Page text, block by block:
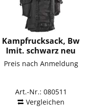
Kampfrucksack, Bw
Imit. schwarz neu
Preis nach Anmeldung
Art.-Nr.: 080511
Vergleichen